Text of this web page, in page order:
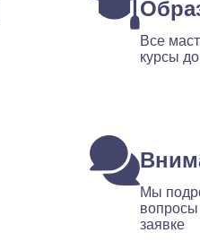
Все
курсы
Мы
заявке